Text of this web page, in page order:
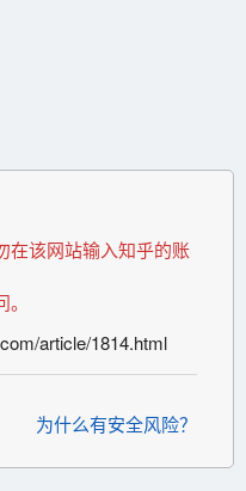
在该网站输入知乎的账
article/1814.html
为什么有安全风险？